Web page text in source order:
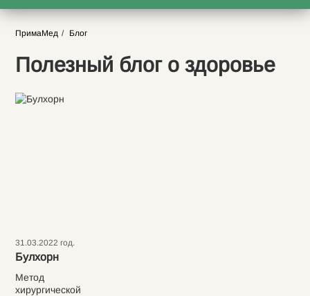
ПримаМед Блог
Полезный блог о здоровье
31.03.2022 год.
Булхорн
Метод
хирургической